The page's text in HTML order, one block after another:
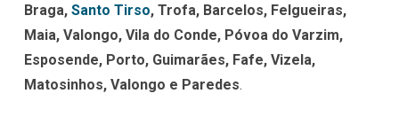
Braga, Santo Tirso, Trofa, Barcelos, Felgueiras,
Maia, Valongo, Vila do Conde, Póvoa do Varzim,
Esposende, Porto, Guimarães, Fafe, Vizela,
Matosinhos, Valongo e Paredes.